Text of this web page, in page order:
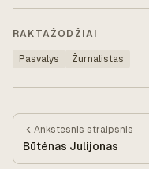
RAKTAŽODŽIAI
Pasvalys Žurnalistas
Ankstesnis straipsnis
Būtėnas Julijonas